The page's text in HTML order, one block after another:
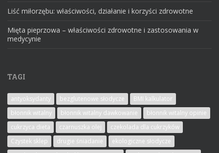
Liść miłorzębu: właściwości, działanie i korzyści zdrowotne
Mięta pieprzowa – właściwości zdrowotne i zastosowania w
medycynie
TAGI
antyoksydanty bezglutenowe słodycze
BMI kalkulator
błonnik witalny
błonnik witalny dawkowanie
błonnik witalny opinie
cukrzyca dieta
czarnuszka olej
czekolada dla cukrzyków
Czystek sklep
drugie śniadanie
ekologiczne słodycze